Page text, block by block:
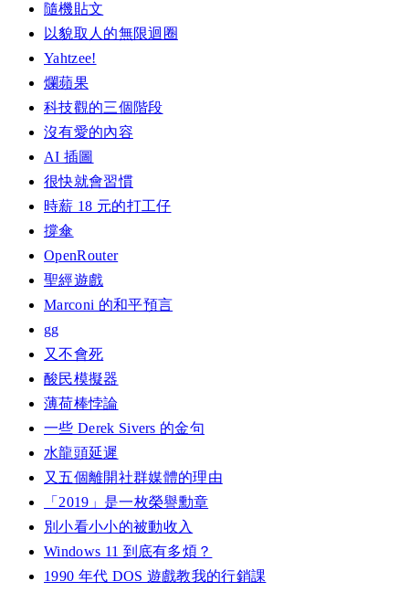
隨機貼文
以貌取人的無限迴圈
Yahtzee!
爛蘋果
科技觀的三個階段
沒有愛的內容
AI 插圖
很快就會習慣
時薪 18 元的打工仔
撐傘
OpenRouter
聖經遊戲
Marconi 的和平預言
gg
又不會死
酸民模擬器
薄荷棒悖論
一些 Derek Sivers 的金句
水龍頭延遲
又五個離開社群媒體的理由
「2019」是一枚榮譽勳章
別小看小小的被動收入
Windows 11 到底有多煩？
1990 年代 DOS 遊戲教我的行銷課